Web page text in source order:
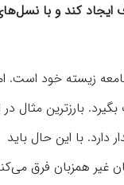
ایجاد کند و با
زیسته خود است.
بارزترین مثال در
و… طرفدار دارد. با این حال باید
غیر همزبان فرق